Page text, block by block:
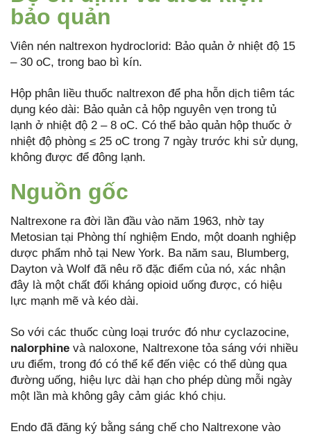
bảo quản
Viên nén naltrexon hydroclorid: Bảo quản ở nhiệt độ 15
– 30 oC, trong bao bì kín.
Hộp phân liều thuốc naltrexon để pha hỗn dịch tiêm tác
dụng kéo dài: Bảo quản cả hộp nguyên vẹn trong tủ
lạnh ở nhiệt độ 2 – 8 oC. Có thể bảo quản hộp thuốc ở
nhiệt độ phòng ≤ 25 oC trong 7 ngày trước khi sử dụng,
không được để đông lạnh.
Nguồn gốc
Naltrexone ra đời lần đầu vào năm 1963, nhờ tay
Metosian tại Phòng thí nghiệm Endo, một doanh nghiệp
dược phẩm nhỏ tại New York. Ba năm sau, Blumberg,
Dayton và Wolf đã nêu rõ đặc điểm của nó, xác nhận
đây là một chất đối kháng opioid uống được, có hiệu
lực mạnh mẽ và kéo dài.
So với các thuốc cùng loại trước đó như cyclazocine,
nalorphine và naloxone, Naltrexone tỏa sáng với nhiều
ưu điểm, trong đó có thể kể đến việc có thể dùng qua
đường uống, hiệu lực dài hạn cho phép dùng mỗi ngày
một lần mà không gây cảm giác khó chịu.
Endo đã đăng ký bằng sáng chế cho Naltrexone vào